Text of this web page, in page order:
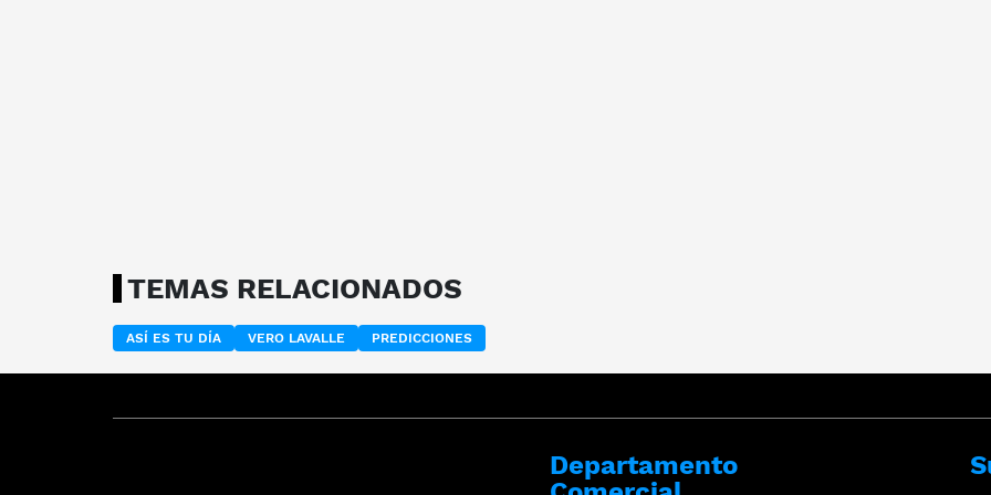
TEMAS RELACIONADOS
ASÍ ES TU DÍA VERO LAVALLE PREDICCIONES
Departamento